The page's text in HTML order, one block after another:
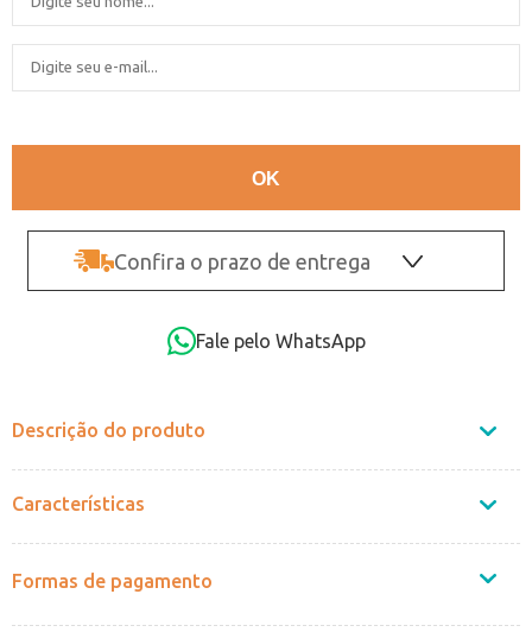
Confira o prazo de entrega
Fale pelo WhatsApp
Descrição do produto
Características
Formas de pagamento